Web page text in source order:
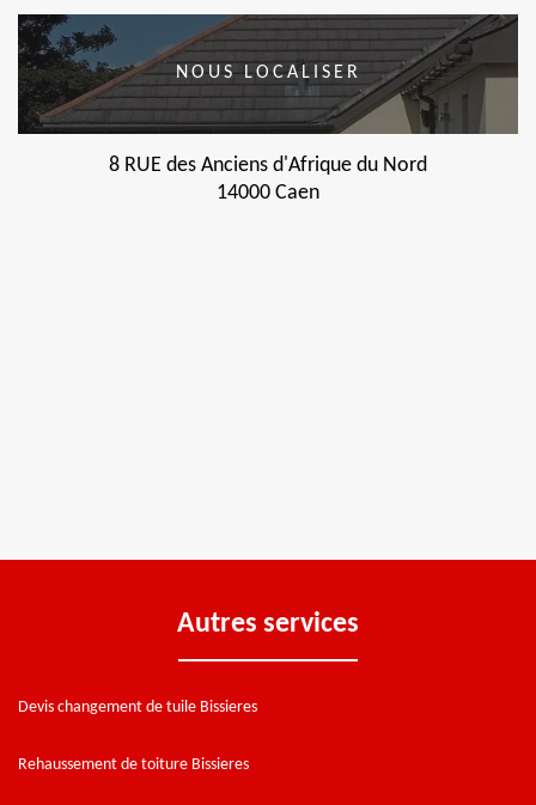
NOUS LOCALISER
8 RUE des Anciens d'Afrique du Nord
14000 Caen
Autres services
Devis changement de tuile Bissieres
Rehaussement de toiture Bissieres